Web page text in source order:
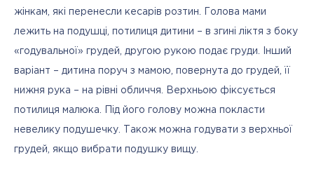
жінкам, які перенесли кесарів розтин. Голова мами
лежить на подушці, потилиця дитини – в згині ліктя з боку
«годувальної» грудей, другою рукою подає груди. Інший
варіант – дитина поруч з мамою, повернута до грудей, її
нижня рука – на рівні обличчя. Верхньою фіксується
потилиця малюка. Під його голову можна покласти
невелику подушечку. Також можна годувати з верхньої
грудей, якщо вибрати подушку вищу.